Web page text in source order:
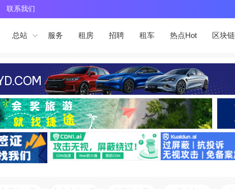
联系我们
总站 服务 租房 招聘 租车 热点Hot 区块链